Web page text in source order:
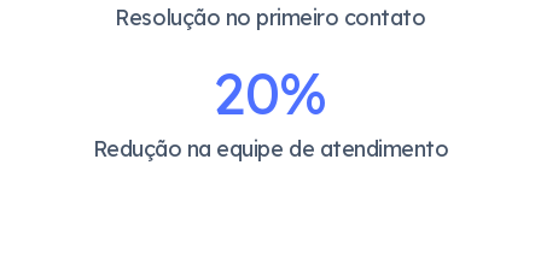
Resolução no primeiro contato
Redução na equipe de atendimento
20%